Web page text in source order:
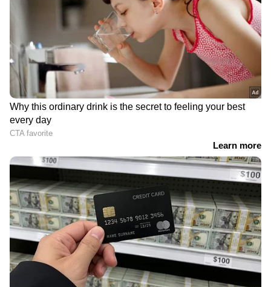
Image Credit :
ഐഫോൺ 17e: കുറഞ്ഞ വിലയിൽ
ആപ്പിൾ അനുഭവം
ഐഫോൺ 17e, ആപ്പിൾ ഫോണുകൾ കുറഞ്ഞ
വിലയിൽ സ്വന്തമാക്കാൻ
ആഗ്രഹിക്കുന്നവർക്കായി അവതരിപ്പിച്ച